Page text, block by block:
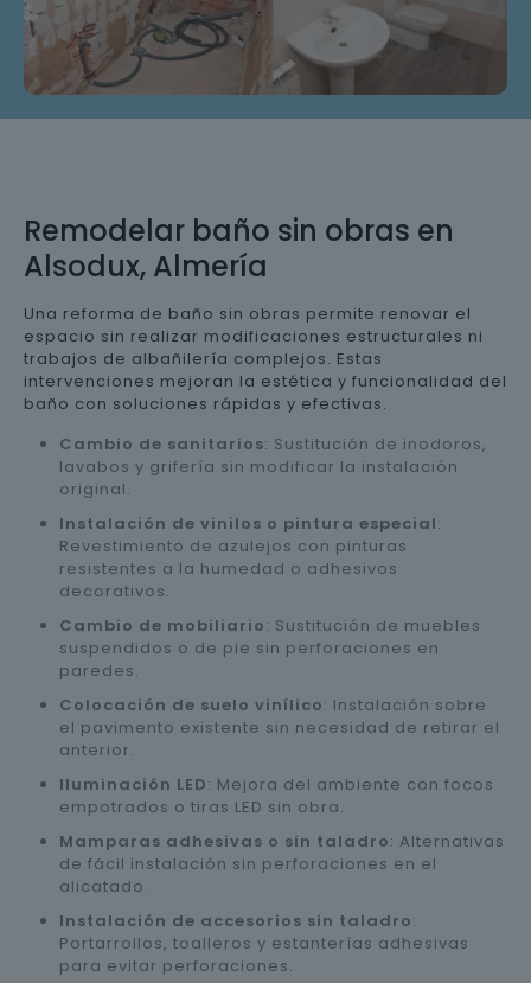
Remodelar baño sin obras en
Alsodux, Almería
Una reforma de baño sin obras permite renovar el
espacio sin realizar modificaciones estructurales ni
trabajos de albañilería complejos. Estas
intervenciones mejoran la estética y funcionalidad del
baño con soluciones rápidas y efectivas.
Cambio de sanitarios: Sustitución de inodoros,
lavabos y grifería sin modificar la instalación
original.
Instalación de vinilos o pintura especial:
Revestimiento de azulejos con pinturas
resistentes a la humedad o adhesivos
decorativos.
Cambio de mobiliario: Sustitución de muebles
suspendidos o de pie sin perforaciones en
paredes.
Colocación de suelo vinílico: Instalación sobre
el pavimento existente sin necesidad de retirar el
anterior.
Iluminación LED: Mejora del ambiente con focos
empotrados o tiras LED sin obra.
Mamparas adhesivas o sin taladro: Alternativas
de fácil instalación sin perforaciones en el
alicatado.
Instalación de accesorios sin taladro:
Portarrollos, toalleros y estanterías adhesivas
para evitar perforaciones.